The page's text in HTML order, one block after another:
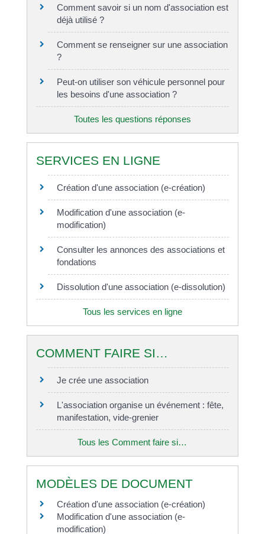
Comment savoir si un nom d'association est
déjà utilisé ?
Comment se renseigner sur une association
?
Peut-on utiliser son véhicule personnel pour
les besoins d'une association ?
Toutes les questions réponses
SERVICES EN LIGNE
Création d'une association (e-création)
Modification d'une association (e-
modification)
Consulter les annonces des associations et
fondations
Dissolution d'une association (e-dissolution)
Tous les services en ligne
COMMENT FAIRE SI…
Je crée une association
L'association organise un événement : fête,
manifestation, vide-grenier
Tous les Comment faire si…
MODÈLES DE DOCUMENT
Création d'une association (e-création)
Modification d'une association (e-
modification)